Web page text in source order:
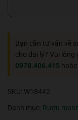
Bạn cần tư vấn về
cho đại lý? Vui
0978.406.415 hoặc
SKU: W18442
Danh mục: Rượu